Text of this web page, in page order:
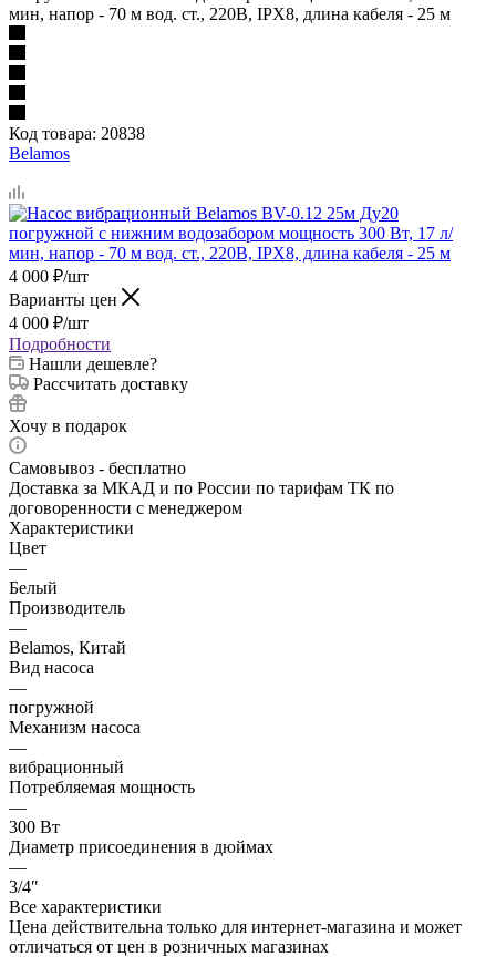
мин, напор - 70 м вод. ст., 220В, IPX8, длина кабеля - 25 м
Код товара: 20838
Belamos
4 000 ₽/шт
Варианты цен
4 000 ₽/шт
Подробности
Нашли дешевле?
Рассчитать доставку
Хочу в подарок
Самовывоз - бесплатно
Доставка за МКАД и по России по тарифам ТК по
договоренности с менеджером
Характеристики
Цвет
—
Белый
Производитель
—
Belamos, Китай
Вид насоса
—
погружной
Механизм насоса
—
вибрационный
Потребляемая мощность
—
300 Вт
Диаметр присоединения в дюймах
—
3/4″
Все характеристики
Цена действительна только для интернет-магазина и может
отличаться от цен в розничных магазинах